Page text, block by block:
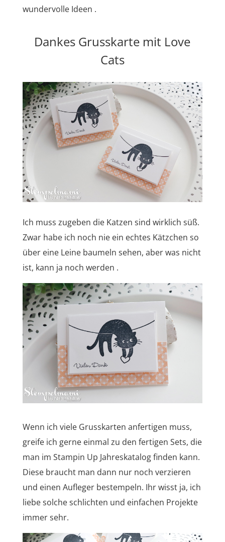
wundervolle Ideen .
Dankes Grusskarte mit Love
Cats
Ich muss zugeben die Katzen sind wirklich süß.
Zwar habe ich noch nie ein echtes Kätzchen so
über eine Leine baumeln sehen, aber was nicht
ist, kann ja noch werden .
Wenn ich viele Grusskarten anfertigen muss,
greife ich gerne einmal zu den fertigen Sets, die
man im Stampin Up Jahreskatalog finden kann.
Diese braucht man dann nur noch verzieren
und einen Aufleger bestempeln. Ihr wisst ja, ich
liebe solche schlichten und einfachen Projekte
immer sehr.